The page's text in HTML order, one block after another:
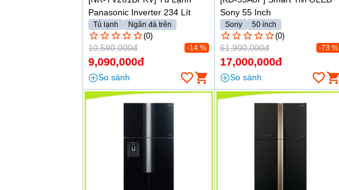
Panasonic Inverter 234 Lít
Tủ lạnh Ngăn đá trên
(0)
10,590,000đ -14 %
9,090,000đ
So sánh
Sony 55 Inch
Sony 50 inch
(0)
61,900,000đ -73 %
17,000,000đ
So sánh